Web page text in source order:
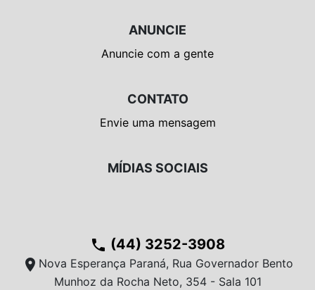
ANUNCIE
Anuncie com a gente
CONTATO
Envie uma mensagem
MÍDIAS SOCIAIS
phone (44) 3252-3908
location_on Nova Esperança Paraná, Rua Governador Bento
Munhoz da Rocha Neto, 354 - Sala 101